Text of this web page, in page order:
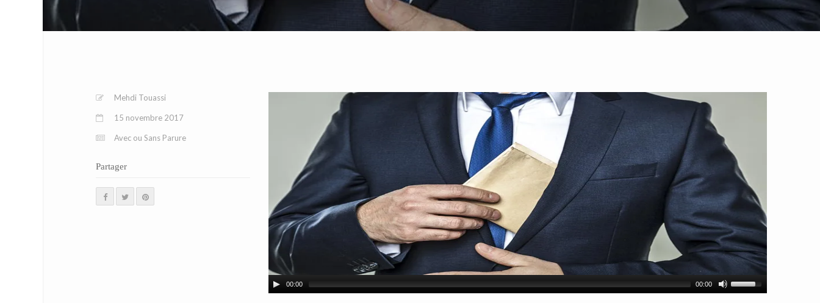
Mehdi Touassi
15 novembre 2017
Avec ou Sans Parure
Partager
00:00 00:00